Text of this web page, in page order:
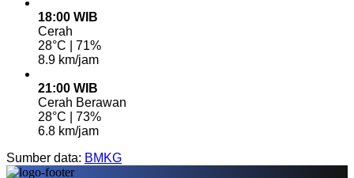
18:00 WIB
Cerah
28°C | 71%
8.9 km/jam
21:00 WIB
Cerah Berawan
28°C | 73%
6.8 km/jam
Sumber data: BMKG